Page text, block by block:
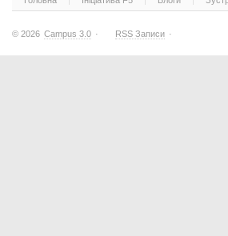
© 2026 Campus 3.0 · RSS Записи ·